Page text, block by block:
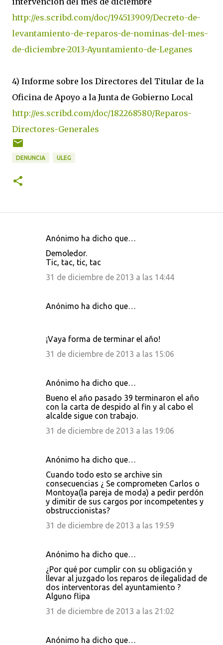
http://es.scribd.com/doc/194513909/Decreto-de-
levantamiento-de-reparos-de-nominas-del-mes-
de-diciembre-2013-Ayuntamiento-de-Leganes
4) Informe sobre los Directores del Titular de la
Oficina de Apoyo a la Junta de Gobierno Local
http://es.scribd.com/doc/182268580/Reparos-
Directores-Generales
DENUNCIA ULEG
Anónimo ha dicho que…
Demoledor.
Tic, tac, tic, tac
31 de diciembre de 2013 a las 14:44
Anónimo ha dicho que…
¡Vaya forma de terminar el año!
31 de diciembre de 2013 a las 15:06
Anónimo ha dicho que…
Bueno el año pasado 39 terminaron el año
con la carta de despido al fin y al cabo el
alcalde sigue con trabajo.
31 de diciembre de 2013 a las 19:06
Anónimo ha dicho que…
Cuando todo esto se archive sin
consecuencias ¿ Se comprometen Carlos o
Montoya(la pareja de moda) a pedir perdón
y dimitir de sus cargos por incompetentes y
obstruccionistas?
31 de diciembre de 2013 a las 19:59
Anónimo ha dicho que…
¿Por qué por cumplir con su obligación y
llevar al juzgado los reparos de ilegalidad de
dos interventoras del ayuntamiento ?
Alguno flipa
31 de diciembre de 2013 a las 21:02
Anónimo ha dicho que…